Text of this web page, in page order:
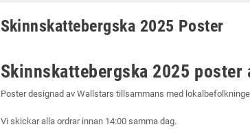
Skinnskattebergska 2025 Poster
Skinnskattebergska 2025 poster
Poster designad av Wallstars tillsammans med
Vi skickar alla ordrar innan 14:00 samma dag.